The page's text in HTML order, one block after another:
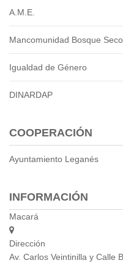
A.M.E.
Mancomunidad Bosque Seco
Igualdad de Género
DINARDAP
COOPERACIÓN
Ayuntamiento Leganés
INFORMACIÓN
Macará
Dirección
Av. Carlos Veintinilla y Calle